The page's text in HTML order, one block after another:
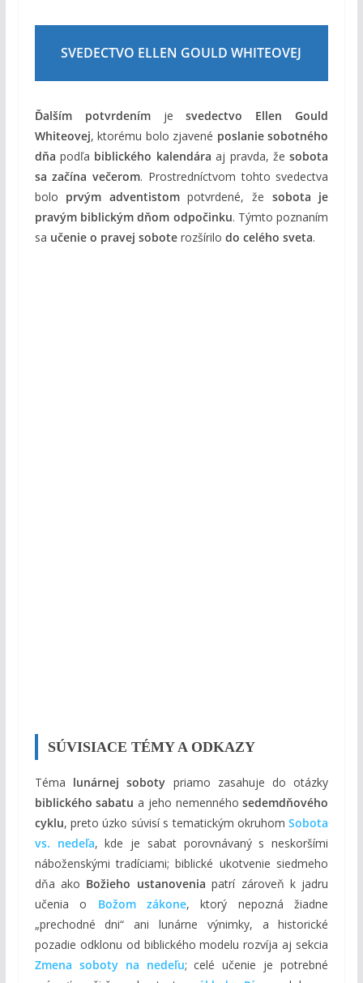
SVEDECTVO ELLEN GOULD WHITEOVEJ
Ďalším potvrdenímjesvedectvo Ellen Gould
Whiteovej, ktorému bolo zjavené poslanie sobotného
dňa podľa biblického kalendára aj pravda, žesobota
sa začína večerom. Prostredníctvom tohto svedectva
bolo prvým adventistompotvrdené, že sobota je
pravým biblickým dňom odpočinku. Týmto poznaním
sa učenie o pravej soboterozšírilo do celého sveta.
SÚVISIACE TÉMY A ODKAZY
Téma lunárnej soboty priamo zasahuje do otázky
biblického sabatu a jeho nemennéhosedemdňového
cyklu, preto úzko súvisí s tematickým okruhomSobota
vs. nedeľa, kde je sabat porovnávaný s neskoršími
náboženskými tradíciami; biblické ukotvenie siedmeho
dňa ako Božieho ustanovenia patrí zároveň k jadru
učenia o Božom zákone, ktorý nepozná žiadne
„prechodné dni“ ani lunárne výnimky, a historické
pozadie odklonu od biblického modelu rozvíja aj sekcia
Zmena soboty na nedeľu; celé učenie je potrebné